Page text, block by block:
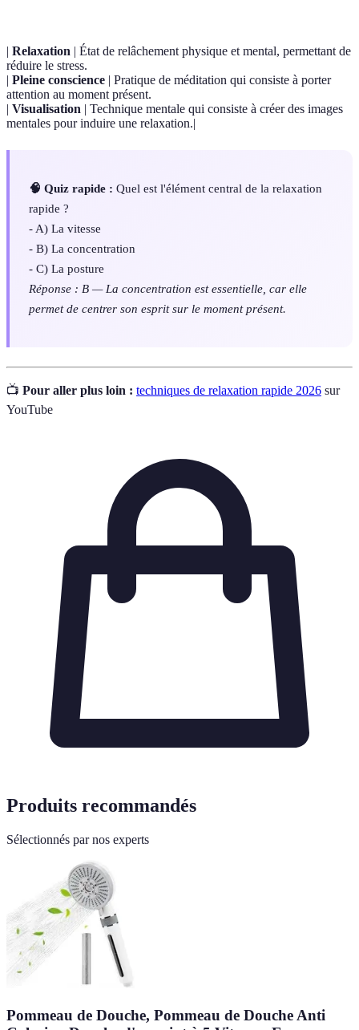
| Relaxation | État de relâchement physique et mental, permettant de
réduire le stress.
| Pleine conscience | Pratique de méditation qui consiste à porter
attention au moment présent.
| Visualisation | Technique mentale qui consiste à créer des images
mentales pour induire une relaxation.|
🧠 Quiz rapide : Quel est l'élément central de la relaxation
rapide ?
- A) La vitesse
- B) La concentration
- C) La posture
Réponse : B — La concentration est essentielle, car elle
permet de centrer son esprit sur le moment présent.
📺 Pour aller plus loin : techniques de relaxation rapide 2026 sur
YouTube
Produits recommandés
Sélectionnés par nos experts
Pommeau de Douche, Pommeau de Douche Anti